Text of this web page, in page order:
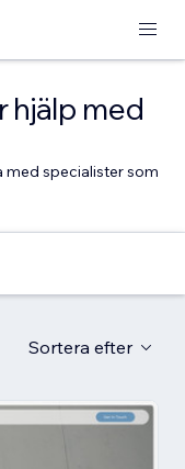
hjälp med
med specialister som
Sortera efter